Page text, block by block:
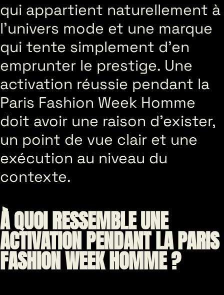
qui appartient naturellement à
l’univers mode et une marque
qui tente simplement d’en
emprunter le prestige. Une
activation réussie pendant la
Paris Fashion Week Homme
doit avoir une raison d’exister,
un point de vue clair et une
exécution au niveau du
contexte.
À QUOI RESSEMBLE UNE
ACTIVATION PENDANT LA PARIS
FASHION WEEK HOMME ?